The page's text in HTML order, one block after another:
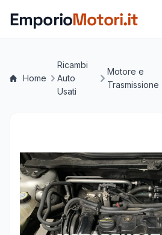
EmporioMotori.it
Home
Ricambi
Auto
Usati
Motore e
Trasmissione